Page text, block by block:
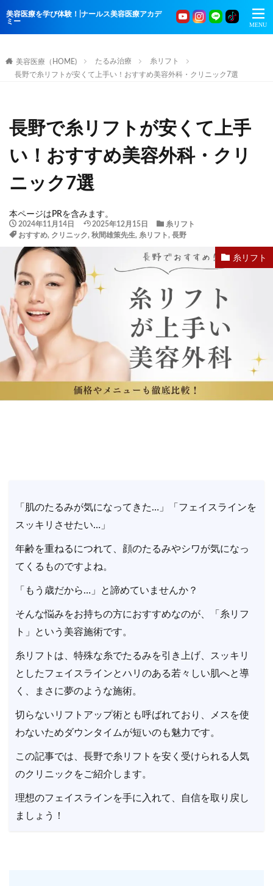
美容医療を学び体験！|ナールス美容医療アカデ
ミー
美容医療（HOME) たるみ治療
糸リフト
長野で糸リフトが安くて上手い！おすすめ美容外科・クリニック7選
長野で糸リフトが安くて上手
い！おすすめ美容外科・クリ
ニック7選
本ページはPRを含みます。
2024年11月14日 2025年12月15日
糸リフト
おすすめ, クリニック, 秋間雄策先生, 糸リフト, 長野
糸リフト
「肌のたるみが気になってきた…」「フェイスラインを
スッキリさせたい…」
年齢を重ねるにつれて、顔のたるみやシワが気になっ
てくるものですよね。
「もう歳だから…」と諦めていませんか？
そんな悩みをお持ちの方におすすめなのが、「糸リフ
ト」という美容施術です。
糸リフトは、特殊な糸でたるみを引き上げ、スッキリ
としたフェイスラインとハリのある若々しい肌へと導
く、まさに夢のような施術。
切らないリフトアップ術とも呼ばれており、メスを使
わないためダウンタイムが短いのも魅力です。
この記事では、長野で糸リフトを安く受けられる人気
のクリニックをご紹介します。
理想のフェイスラインを手に入れて、自信を取り戻し
ましょう！